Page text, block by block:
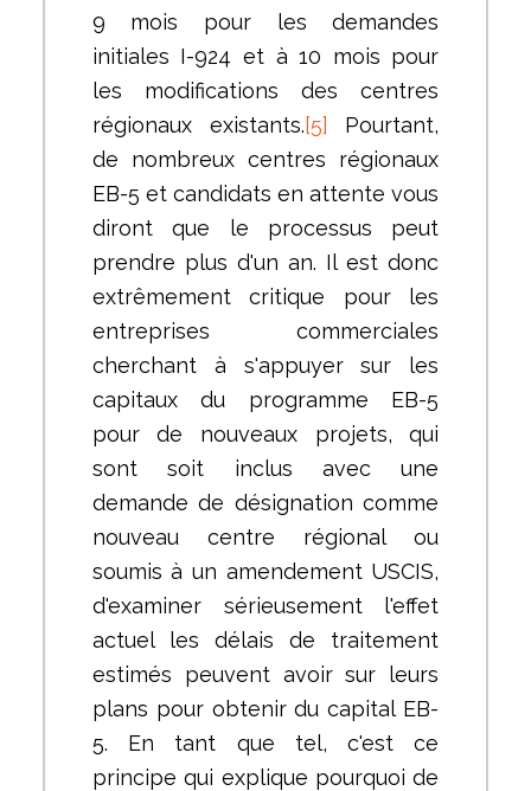
9 mois pour les demandes
initiales I-924 et à 10 mois pour
les modifications des centres
régionaux existants.[5] Pourtant,
de nombreux centres régionaux
EB-5 et candidats en attente vous
diront que le processus peut
prendre plus d'un an. Il est donc
extrêmement critique pour les
entreprises commerciales
cherchant à s'appuyer sur les
capitaux du programme EB-5
pour de nouveaux projets, qui
sont soit inclus avec une
demande de désignation comme
nouveau centre régional ou
soumis à un amendement USCIS,
d'examiner sérieusement l'effet
actuel les délais de traitement
estimés peuvent avoir sur leurs
plans pour obtenir du capital EB-
5. En tant que tel, c'est ce
principe qui explique pourquoi de